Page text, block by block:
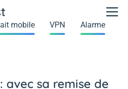
mobile VPN Alarme
avec sa remise de